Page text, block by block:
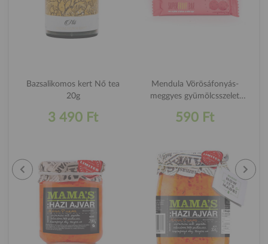
Bazsalikomos kert Nő tea
20g
3 490 Ft
Mendula Vörösáfonyás-
meggyes gyümölcsszelet
590 Ft